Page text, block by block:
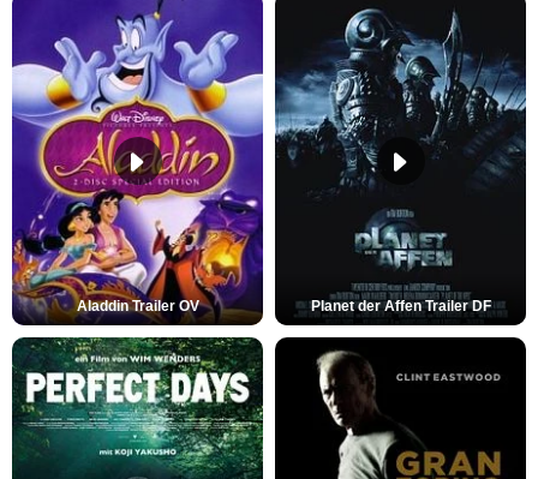
Aladdin Trailer OV Planet der Affen Trailer DF